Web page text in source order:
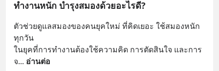
ทำงานหนัก บำรุงสมองด้วยอะไรดี?
ตัวช่วยดูแลสมองของคนยุคใหม่ ที่คิดเยอะ ใช้สมองหนัก
ทุกวัน
ในยุคที่การทำงานต้องใช้ความคิด การตัดสินใจ และการ
จ... อ่านต่อ